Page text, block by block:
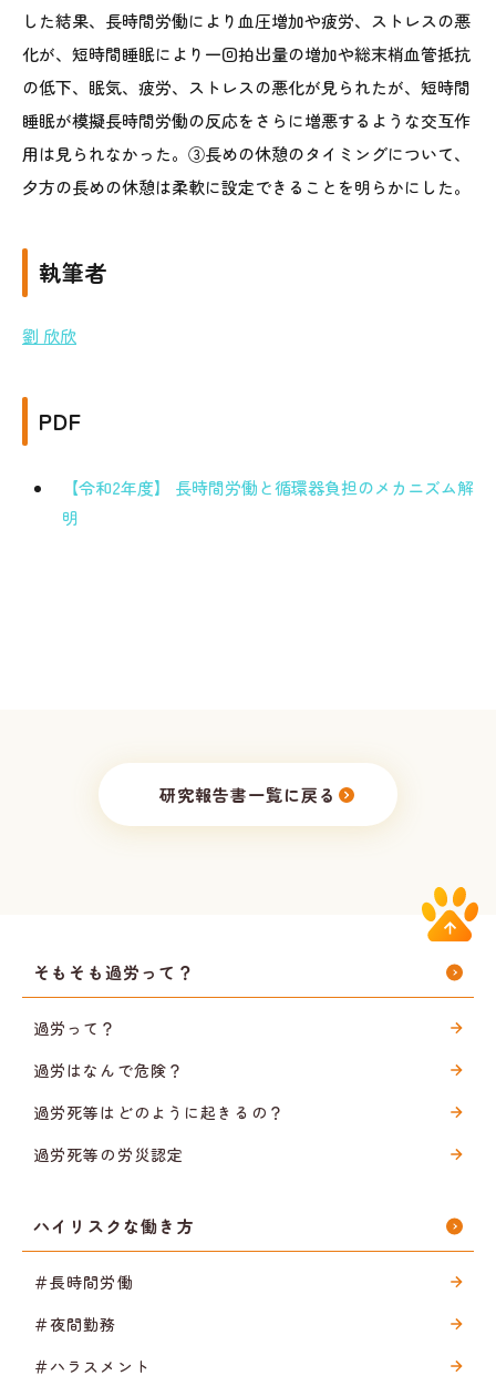
した結果、長時間労働により血圧増加や疲労、ストレスの悪
化が、短時間睡眠により一回拍出量の増加や総末梢血管抵抗
の低下、眠気、疲労、ストレスの悪化が見られたが、短時間
睡眠が模擬長時間労働の反応をさらに増悪するような交互作
用は見られなかった。③長めの休憩のタイミングについて、
夕方の長めの休憩は柔軟に設定できることを明らかにした。
執筆者
劉 欣欣
PDF
【令和2年度】 長時間労働と循環器負担のメカニズム解
明
研究報告書一覧に戻る
そもそも過労って？
過労って？
過労はなんで危険？
過労死等はどのように起きるの？
過労死等の労災認定
ハイリスクな働き方
＃長時間労働
＃夜間勤務
＃ハラスメント